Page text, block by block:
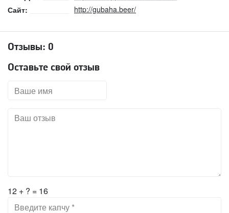
Сайт:
http://gubaha.beer/
Отзывы: 0
Оставьте свой отзыв
12 + ? = 16